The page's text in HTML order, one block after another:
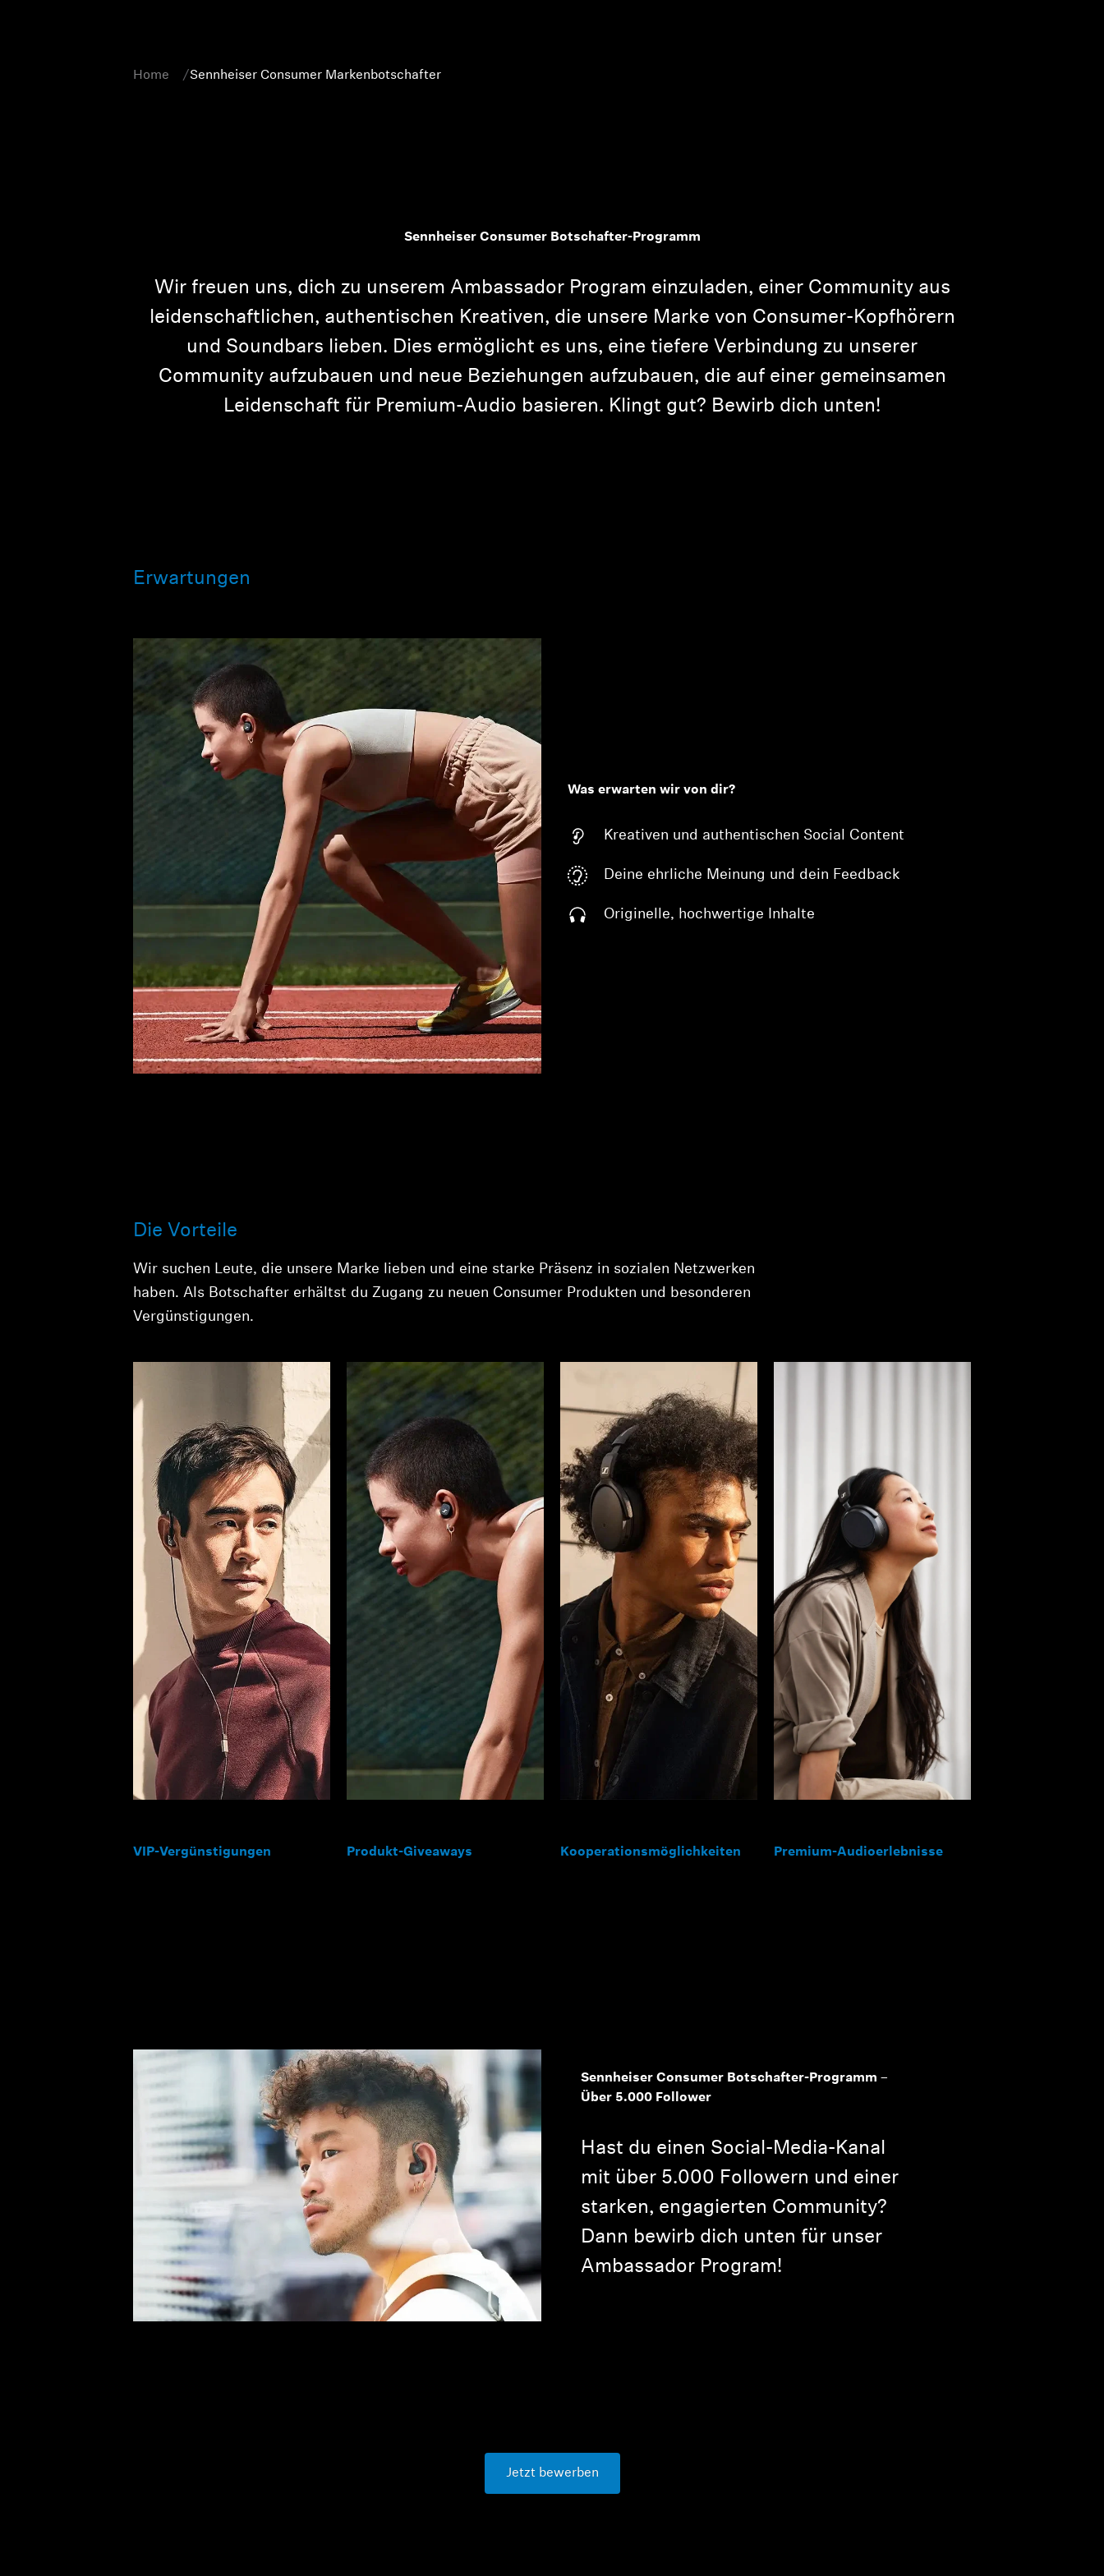
Home Sennheiser Consumer Markenbotschafter
Sennheiser Consumer Botschafter-Programm
Wir freuen uns, dich zu unserem Ambassador Program einzuladen, einer Community aus
leidenschaftlichen, authentischen Kreativen, die unsere Marke von Consumer-Kopfhörern
und Soundbars lieben. Dies ermöglicht es uns, eine tiefere Verbindung zu unserer
Community aufzubauen und neue Beziehungen aufzubauen, die auf einer gemeinsamen
Leidenschaft für Premium-Audio basieren. Klingt gut? Bewirb dich unten!
Erwartungen
Was erwarten wir von dir?
Kreativen und authentischen Social Content
Deine ehrliche Meinung und dein Feedback
Originelle, hochwertige Inhalte
Die Vorteile
Wir suchen Leute, die unsere Marke lieben und eine starke Präsenz in sozialen Netzwerken
haben. Als Botschafter erhältst du Zugang zu neuen Consumer Produkten und besonderen
Vergünstigungen.
VIP-Vergünstigungen Produkt-Giveaways Kooperationsmöglichkeiten Premium-Audioerlebnisse
Sennheiser Consumer Botschafter-Programm –
Über 5.000 Follower
Hast du einen Social-Media-Kanal
mit über 5.000 Followern und einer
starken, engagierten Community?
Dann bewirb dich unten für unser
Ambassador Program!
Jetzt bewerben
Anmeldung erforderlich
Melden Sie sich bei Ihrem Konto an, um Produkte zu Ihrer
Wunschliste hinzuzufügen und Ihre zuvor gespeicherten
Artikel anzuzeigen.
Login